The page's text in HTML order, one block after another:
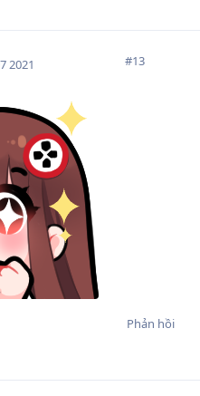
2021 #13
Phản hồi